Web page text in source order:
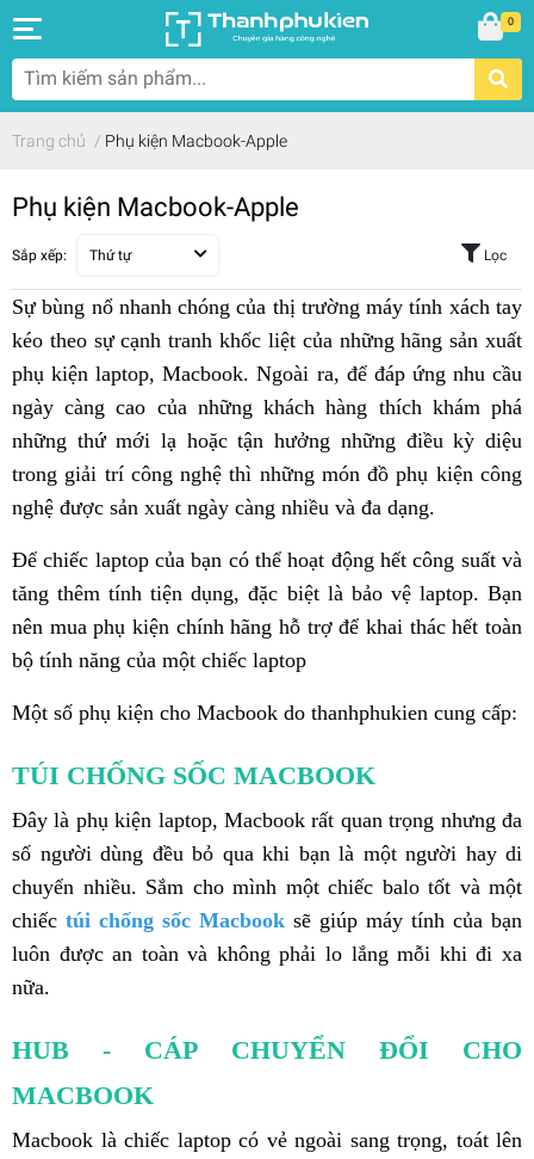
0
Trang chủ / Phụ kiện Macbook-Apple
Phụ kiện Macbook-Apple
Sắp xếp: Thứ tự Lọc
Sự bùng nổ nhanh chóng của thị trường máy tính xách tay
kéo theo sự cạnh tranh khốc liệt của những hãng sản xuất
phụ kiện laptop, Macbook. Ngoài ra, để đáp ứng nhu cầu
ngày càng cao của những khách hàng thích khám phá
những thứ mới lạ hoặc tận hưởng những điều kỳ diệu
trong giải trí công nghệ thì những món đồ phụ kiện công
nghệ được sản xuất ngày càng nhiều và đa dạng.
Để chiếc laptop của bạn có thể hoạt động hết công suất và
tăng thêm tính tiện dụng, đặc biệt là bảo vệ laptop. Bạn
nên mua phụ kiện chính hãng hỗ trợ để khai thác hết toàn
bộ tính năng của một chiếc laptop
Một số phụ kiện cho Macbook do thanhphukien cung cấp:
TÚI CHỐNG SỐC MACBOOK
Đây là phụ kiện laptop, Macbook rất quan trọng nhưng đa
số người dùng đều bỏ qua khi bạn là một người hay di
chuyển nhiều. Sắm cho mình một chiếc balo tốt và một
chiếc túi chống sốc Macbook sẽ giúp máy tính của bạn
luôn được an toàn và không phải lo lắng mỗi khi đi xa
nữa.
HUB - CÁP CHUYỂN ĐỔI CHO
MACBOOK
Macbook là chiếc laptop có vẻ ngoài sang trọng, toát lên